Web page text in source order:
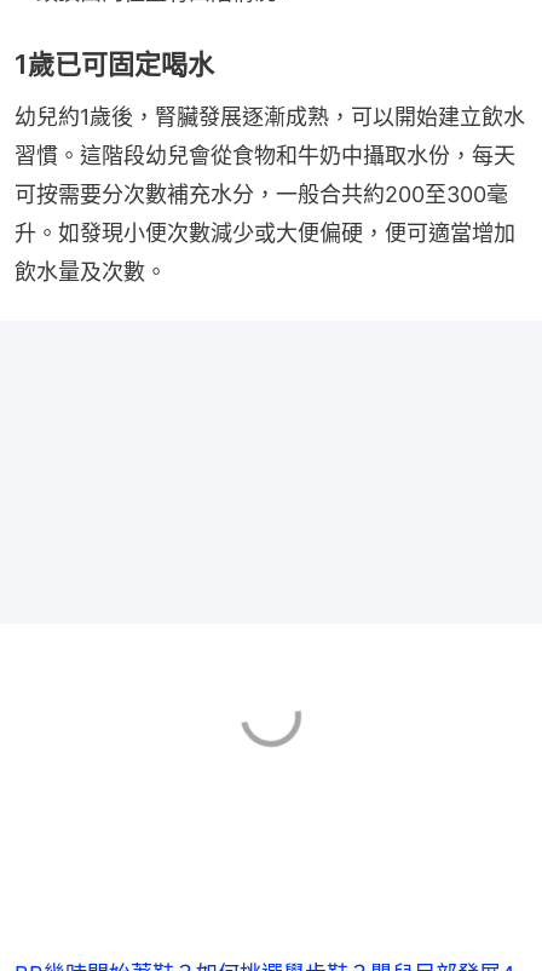
1歲已可固定喝水
幼兒約1歲後，腎臟發展逐漸成熟，可以開始建立飲水
習慣。這階段幼兒會從食物和牛奶中攝取水份，每天
可按需要分次數補充水分，一般合共約200至300毫
升。如發現小便次數減少或大便偏硬，便可適當增加
飲水量及次數。